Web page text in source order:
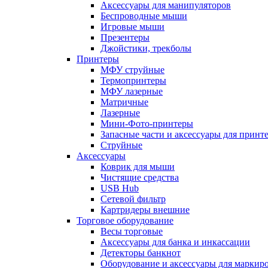
Аксессуары для манипуляторов
Беспроводные мыши
Игровые мыши
Презентеры
Джойстики, трекболы
Принтеры
МФУ струйные
Термопринтеры
МФУ лазерные
Матричные
Лазерные
Мини-Фото-принтеры
Запасные части и аксессуары для
Струйные
Аксессуары
Коврик для мыши
Чистящие средства
USB Hub
Сетевой фильтр
Картридеры внешние
Торговое оборудование
Весы торговые
Аксессуары для банка и инкассации
Детекторы банкнот
Оборудование и аксессуары для